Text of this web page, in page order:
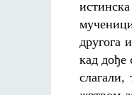
другога
кад дође